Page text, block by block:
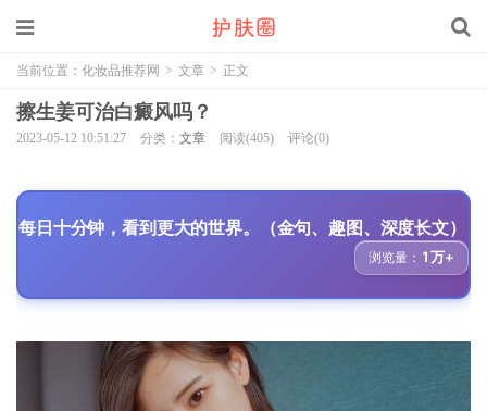
当前位置： 化妆品推荐网 > 文章 > 正文
擦生姜可治白癜风吗？
2023-05-12 10:51:27 分类： 文章 阅读(405) 评论(0)
每日十分钟，看到更大的世界。（金句、趣图、深度长文）
浏览量： 1万+